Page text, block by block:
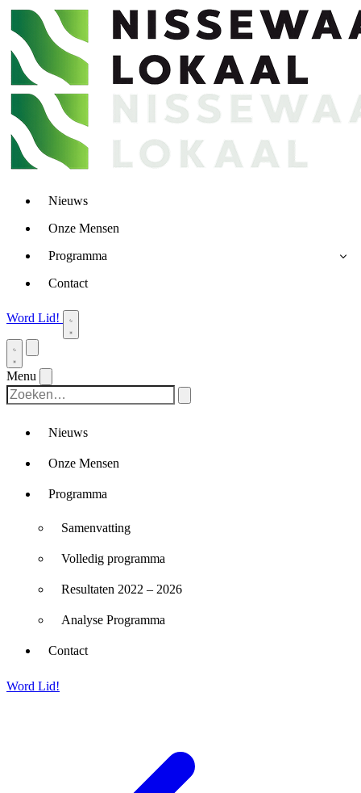
Nieuws
Onze Mensen
Programma
Contact
Word Lid!
Menu
Nieuws
Onze Mensen
Programma
Samenvatting
Volledig programma
Resultaten 2022 – 2026
Analyse Programma
Contact
Word Lid!